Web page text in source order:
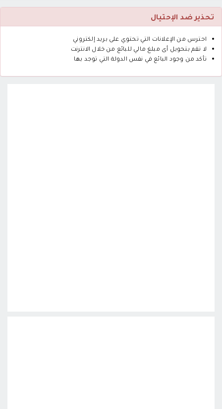
تحذير ضد الإحتيال
احترس من الإعلانات التي تحتوي على بريد إلكتروني
لا تقم بتحويل أى مبلغ مالي للبائع من خلال الانترنت
تأكد من وجود البائع في نفس الدولة التي توجد بها